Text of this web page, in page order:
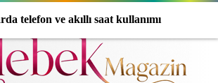
telefon ve akıllı saat kullanımı